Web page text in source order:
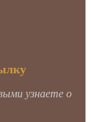
узнаете о